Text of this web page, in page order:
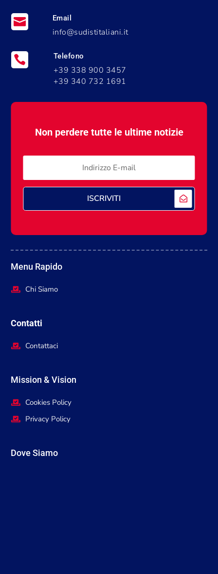
 Email
info@sudistitaliani.it
 Telefono
+39 338 900 3457
+39 340 732 1691
Non perdere tutte le ultime notizie
ISCRIVITI
Menu Rapido
Chi Siamo
Contatti
Contattaci
Mission & Vision
Cookies Policy
Privacy Policy
Dove Siamo